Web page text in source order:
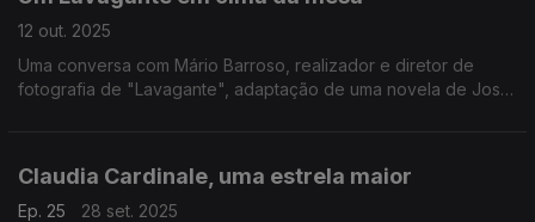
12 out. 2025
Uma conversa com Mário Barroso, realizador e diretor de
fotografia de "Lavagante", adaptação de uma novela de José
Claudia Cardinale, uma estrela maior
Ep. 25
28 set. 2025